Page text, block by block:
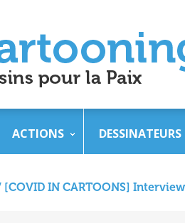
ACTIONS DESSINATEURS
[COVID IN CARTOONS]